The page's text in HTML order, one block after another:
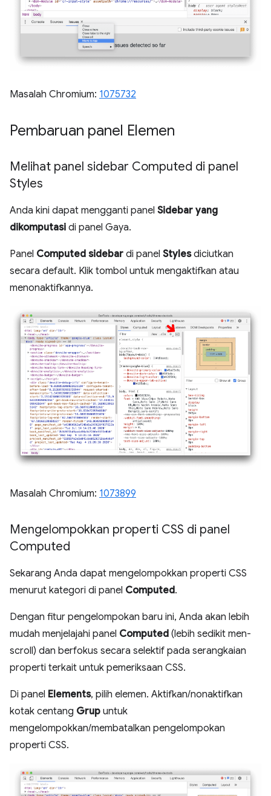
Masalah Chromium: 1075732
Pembaruan panel Elemen
Melihat panel sidebar Computed di panel
Styles
Anda kini dapat mengganti panel Sidebar yang
dikomputasi di panel Gaya.
Panel Computed sidebar di panel Stylesdiciutkan
secara default. Klik tombol untuk mengaktifkan atau
menonaktifkannya.
Masalah Chromium: 1073899
Mengelompokkan properti CSS di panel
Computed
Sekarang Anda dapat mengelompokkan properti CSS
menurut kategori di panel Computed.
Dengan fitur pengelompokan baru ini, Anda akan lebih
mudah menjelajahi panel Computed (lebih sedikit men-
scroll) dan berfokus secara selektif pada serangkaian
properti terkait untuk pemeriksaan CSS.
Di panel Elements, pilih elemen. Aktifkan/nonaktifkan
kotak centang Grup untuk
mengelompokkan/membatalkan pengelompokan
properti CSS.